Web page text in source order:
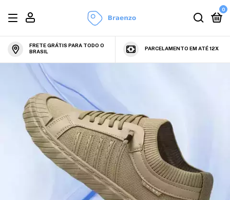
0
FRETE GRÁTIS PARA TODO O
BRASIL
PARCELAMENTO EM ATÉ 12X